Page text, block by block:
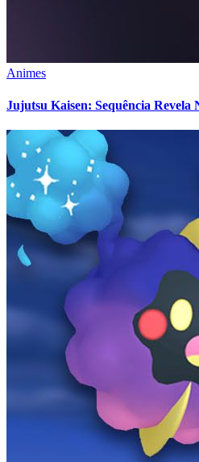
Animes
Jujutsu Kaisen: Sequência Revela